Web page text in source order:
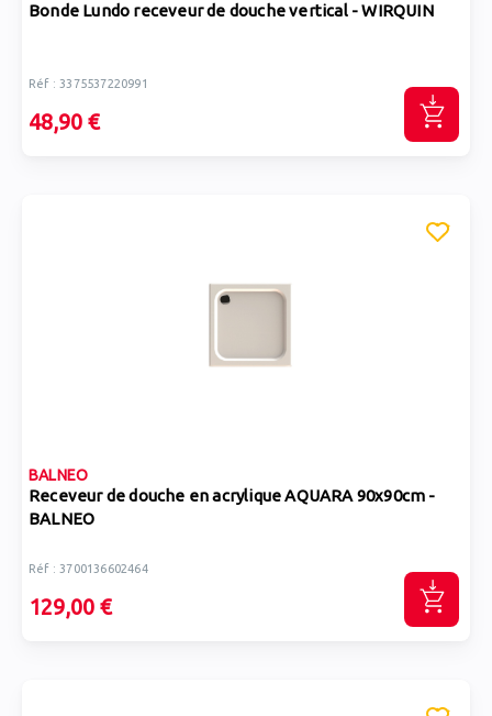
Bonde Lundo receveur de douche vertical - WIRQUIN
Réf : 3375537220991
48,90 €
BALNEO
Receveur de douche en acrylique AQUARA 90x90cm -
BALNEO
Réf : 3700136602464
129,00 €